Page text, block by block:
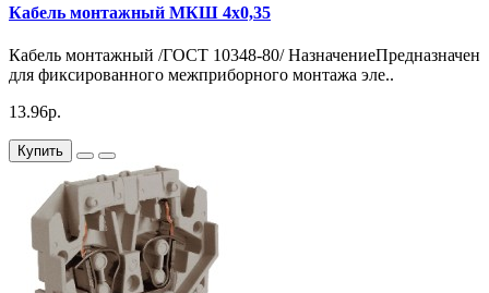
Кабель монтажный МКШ 4х0,35
Кабель монтажный /ГОСТ 10348-80/ НазначениеПредназначен
для фиксированного межприборного монтажа эле..
13.96р.
Купить